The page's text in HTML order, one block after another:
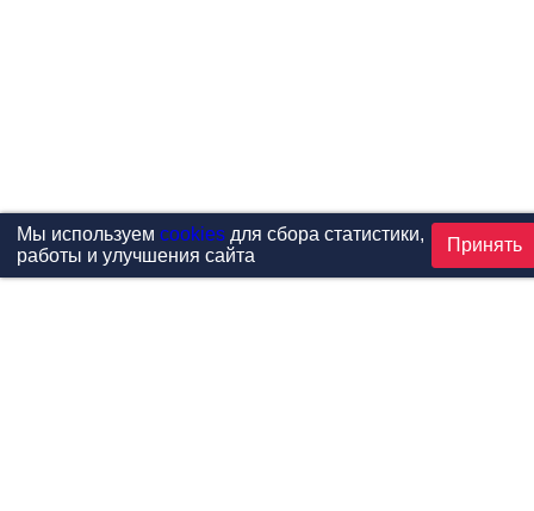
Мы используем cookiesдля сбора статистики,
работы и улучшения сайта
Принять